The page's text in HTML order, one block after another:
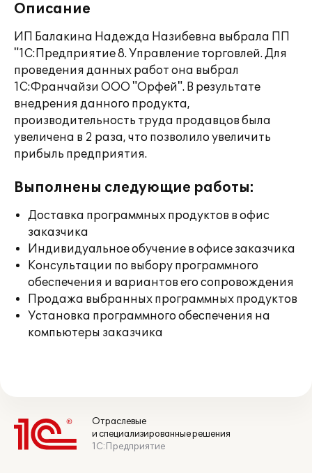
Описание
ИП Балакина Надежда Назибевна выбрала ПП
"1С:Предприятие 8. Управление торговлей. Для
проведения данных работ она выбрал
1С:Франчайзи ООО "Орфей". В результате
внедрения данного продукта,
производительность труда продавцов была
увеличена в 2 раза, что позволило увеличить
прибыль предприятия.
Выполнены следующие работы:
Доставка программных продуктов в офис
заказчика
Индивидуальное обучение в офисе заказчика
Консультации по выбору программного
обеспечения и вариантов его сопровождения
Продажа выбранных программных продуктов
Установка программного обеспечения на
компьютеры заказчика
Отраслевые
и специализированные решения
1С:Предприятие